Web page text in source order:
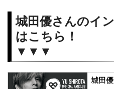
城田優さんのイ
はこちら！
▼▼▼
城田